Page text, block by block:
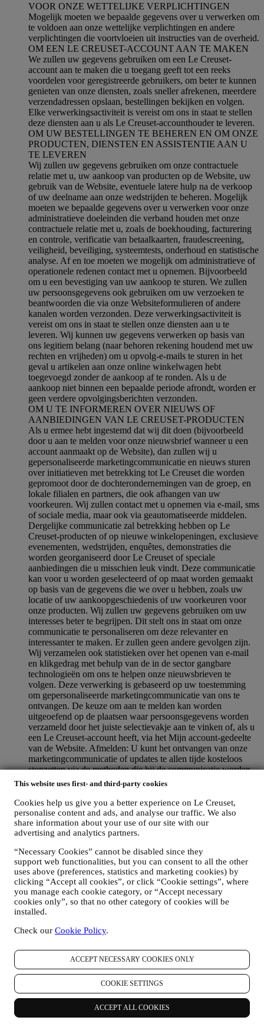
This website uses first- and third-party cookies
Cookies help us give you a better experience on Le Creuset,
personalise content and ads, and analyse our traffic. We also
share information about your use of our site with our
advertising and analytics partners.
“Necessary Cookies” cannot be disabled since they
support web functionalities, but you can consent to all the other
uses above (preferences, statistics and marketing cookies) by
clicking “Accept all cookies”, or click “Cookie settings”, where
you manage each cookie category, or “Accept necessary
cookies only”, so that no other category of cookies will be
installed.
Check our Cookie Policy.
ACCEPT NECESSARY COOKIES ONLY
COOKIE SETTINGS
ACCEPT ALL COOKIES
VOOR ONZE WETTELIJKE VERPLICHTINGEN
Mogelijk moeten we bepaalde gegevens over u verwerken om
te voldoen aan onze wettelijke verplichtingen en andere
verplichtingen die voortvloeien uit instructies van de overheid.
OM EEN LE CREUSET-ACCOUNT AAN TE MAKEN
We zullen uw gegevens gebruiken om een Le Creuset-
account aan te maken die u toegang geeft tot een reeks
voordelen voor geregistreerde gebruikers, om beter te kunnen
genieten van onze diensten, zoals sneller afrekenen, meerdere
verzendadressen opslaan, bestellingen bekijken en volgen.
Elke verwerkingsactiviteit is vereist om ons in staat te stellen
deze diensten aan u als Le Creuset-accounthouder te leveren.
OM UW BESTELLINGEN TE BEHEREN EN OM ONZE
PRODUCTEN, DIENSTEN EN ASSISTENTIE AAN U
TE LEVEREN
Wij zullen uw gegevens gebruiken om onze contractuele
relatie met u, uw aankoop van producten op de Website, uw
gebruik van de Website, eventuele latere hulp na de verkoop
of uw deelname aan onze wedstrijden te beheren. Mogelijk
moeten we bepaalde gegevens over u verwerken voor onze
administratieve doeleinden die verband houden met onze
contractuele relatie met u, zoals de boekhouding, facturering
en controle, verificatie van betaalkaarten, fraudescreening,
veiligheid, beveiliging, systeemtests, onderhoud en statistische
analyse. Af en toe moeten we mogelijk om administratieve of
operationele redenen contact met u opnemen. Bijvoorbeeld
om u een bevestiging van uw aankoop te sturen. We zullen
uw persoonsgegevens ook gebruiken om uw verzoeken te
beantwoorden die via onze Websiteformulieren of andere
kanalen worden verzonden. Deze verwerkingsactiviteit is
vereist om ons in staat te stellen onze diensten aan u te
leveren. Wij kunnen uw gegevens verwerken op basis van
ons legitiem belang (naar behoren rekening houdend met uw
rechten en vrijheden) om u opvolg-e-mails te sturen in het
geval u artikelen aan onze online winkelwagen hebt
toegevoegd zonder de aankoop af te ronden. Als u de
aankoop niet binnen een bepaalde periode afrondt, worden er
geen verdere opvolgingsberichten verzonden.
OM U TE INFORMEREN OVER NIEUWS OF
AANBIEDINGEN VAN LE CREUSET-PRODUCTEN
Als u ermee hebt ingestemd dat wij dit doen (bijvoorbeeld
door u aan te melden voor onze nieuwsbrief wanneer u een
account aanmaakt op de Website), dan zullen wij u
gepersonaliseerde marketingcommunicatie en nieuws sturen
over initiatieven met betrekking tot Le Creuset die worden
gepromoot door de dochterondernemingen van de groep, en
lokale filialen en partners, die ook afhangen van uw
voorkeuren. Wij zullen contact met u opnemen via e-mail, sms
of sociale media, maar ook via geautomatiseerde middelen.
Dergelijke communicatie zal betrekking hebben op Le
Creuset-producten of op nieuwe winkelopeningen, exclusieve
evenementen, wedstrijden, enquêtes, demonstraties die
worden georganiseerd door Le Creuset of speciale
aanbiedingen die u misschien leuk vindt. Deze communicatie
kan voor u worden geselecteerd of op maat worden gemaakt
op basis van de gegevens die we over u hebben, zoals uw
locatie of uw aankoopgeschiedenis of uw voorkeuren voor
onze producten. Wij zullen uw gegevens gebruiken om uw
interesses beter te begrijpen. Dit stelt ons in staat om onze
communicatie te personaliseren om deze relevanter en
interessanter te maken. Er zullen geen andere gevolgen zijn.
Wij verzamelen ook statistieken over het openen van e-mail
en klikgedrag met behulp van de in de sector gangbare
technologieën om ons te helpen onze nieuwsbrieven te
volgen. Deze verwerking is gebaseerd op uw toestemming
om gepersonaliseerde marketingcommunicatie van ons te
ontvangen. De keuze om aan te melden kan worden
uitgeoefend op de plaatsen waar persoonsgegevens worden
verzameld door het juiste selectievakje aan te vinken of, als u
een Le Creuset-account heeft, via het Mijn account-gedeelte
van de Website. Afmelden: U kunt het ontvangen van onze
marketingcommunicatie of updates te allen tijde kosteloos
stopzetten via de methoden die bij de communicatie worden
weergegeven (om u bijvoorbeeld af te melden voor de
nieuwsbrief kunt u klikken op de afmeldlink onderaan elke e-
mail). Als u een Le Creuset account hebt, kunt u eenvoudig
uw marketingvoorkeuren beheren. Als u onze
marketingactiviteiten wilt stopzetten, kunt u in ieder geval een
e-mail sturen naarprivacy@lecreuset.com
gevallen kunt u nog enkele berichten ontvangen totdat de
afmelding volledig is verwerkt.
Weet dat wij uw contactgegevens en andere
persoonsgegevens niet doorgeven of verkopen aan andere
bedrijven voor hun marketingdoeleinden.
RE-TARGETING / OM ONZE AANBIEDINGEN AAN
TE PASSEN EN DE KLANTERVARING TE
VERBETEREN
aanbiedingen af te stemmen op uw behoeften en voorkeuren
om u een gepersonaliseerde Le Creuset-klantervaring te
bieden. Wij doen dit door uw gewoontes of interesses te
analyseren, bijvoorbeeld met betrekking tot de meest bekeken
producten, uw interactie met ons op sociale media, welke
pagina's van onze Website u bezoekt, welke inhoud van onze
aanbiedingen u leest. Wij doen dit voornamelijk door en ook